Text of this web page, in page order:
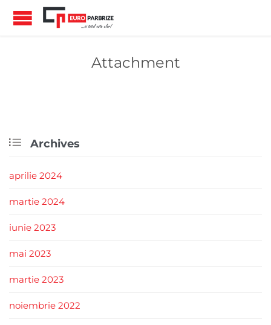
Attachment
 Archives
aprilie 2024
martie 2024
iunie 2023
mai 2023
martie 2023
noiembrie 2022